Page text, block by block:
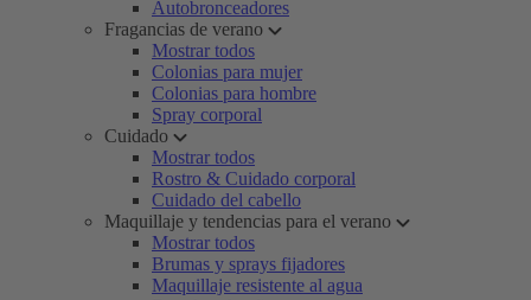
Autobronceadores
Fragancias de verano
Mostrar todos
Colonias para mujer
Colonias para hombre
Spray corporal
Cuidado
Mostrar todos
Rostro & Cuidado corporal
Cuidado del cabello
Maquillaje y tendencias para el verano
Mostrar todos
Brumas y sprays fijadores
Maquillaje resistente al agua